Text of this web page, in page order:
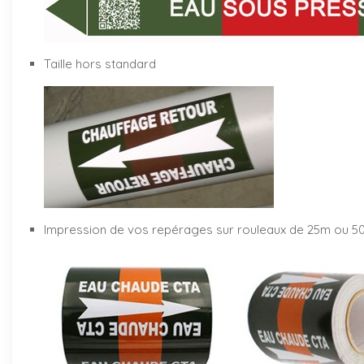
Taille hors standard
Impression de vos repérages sur rouleaux de 25m ou